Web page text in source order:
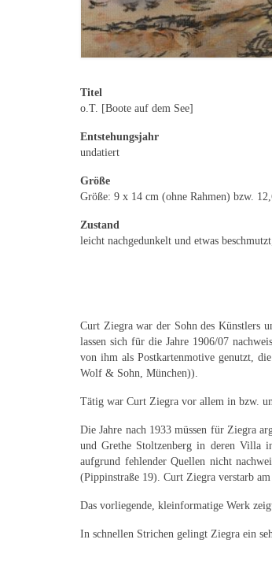
Titel
o.T. [Boote auf dem See]
Entstehungsjahr
undatiert
Größe
Größe: 9 x 14 cm (ohne Rahmen) bzw.
Zustand
leicht nachgedunkelt und etwas
Curt Ziegra war der Sohn des Künstlers
lassen sich für die Jahre 1906/07
von ihm als Postkartenmotive genutzt,
Wolf & Sohn, München)).
Tätig war Curt Ziegra vor allem in bzw.
Die Jahre nach 1933 müssen für Ziegra
und Grethe Stoltzenberg in deren Villa
aufgrund fehlender Quellen nicht
(Pippinstraße 19). Curt Ziegra verstarb
Das vorliegende, kleinformatige Werk
In schnellen Strichen gelingt Ziegra ein